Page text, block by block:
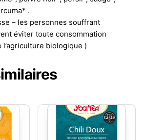
.
– les personnes souffrant
éviter toute consommation
biologique )